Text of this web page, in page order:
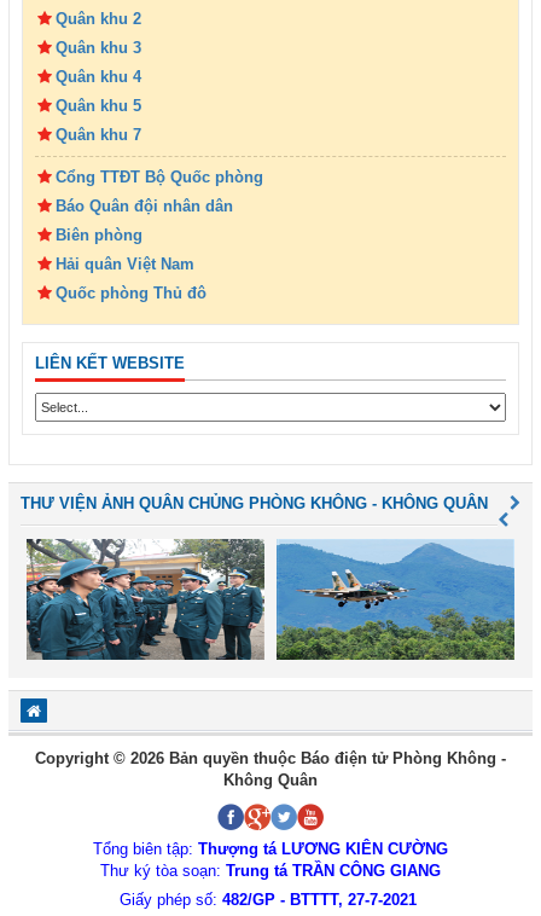
Quân khu 2
Quân khu 3
Quân khu 4
Quân khu 5
Quân khu 7
Cổng TTĐT Bộ Quốc phòng
Báo Quân đội nhân dân
Biên phòng
Hải quân Việt Nam
Quốc phòng Thủ đô
LIÊN KẾT WEBSITE
THƯ VIỆN ẢNH QUÂN CHỦNG PHÒNG KHÔNG - KHÔNG QUÂN
Copyright © 2026 Bản quyền thuộc Báo điện tử Phòng Không -
Không Quân
Tổng biên tập: Thượng tá LƯƠNG KIÊN CƯỜNG
Thư ký tòa soạn: Trung tá TRẦN CÔNG GIANG
Giấy phép số: 482/GP - BTTTT, 27-7-2021